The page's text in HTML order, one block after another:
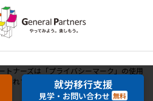
トナーズは「プライバシーマーク」の使用
されています。就労移行支援
見学・お問い合わせ 無料